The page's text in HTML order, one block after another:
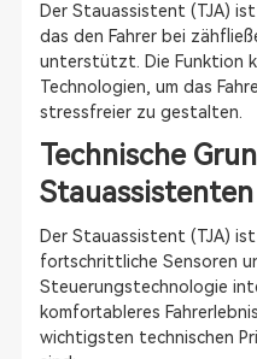
Der Stauassistent (TJA)
das den Fahrer bei
unterstützt. Die Funktion
Technologien, um das
stressfreier zu gestalten.
Technische
Stauassistenten
Der Stauassistent (TJA)
fortschrittliche Sensoren
Steuerungstechnologie
komfortableres
wichtigsten technischen